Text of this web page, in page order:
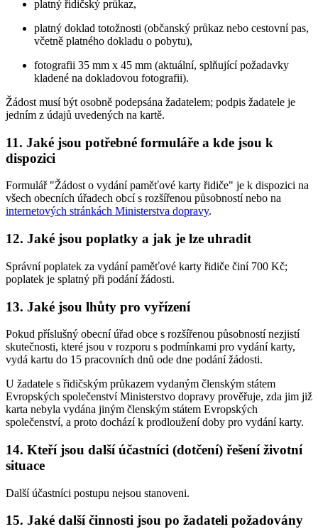
platný řidičský průkaz,
platný doklad totožnosti (občanský průkaz nebo cestovní pas,
včetně platného dokladu o pobytu),
fotografii 35 mm x 45 mm (aktuální, splňující požadavky
kladené na dokladovou fotografii).
Žádost musí být osobně podepsána žadatelem; podpis žadatele je
jedním z údajů uvedených na kartě.
11. Jaké jsou potřebné formuláře a kde jsou k
dispozici
Formulář "Žádost o vydání paměťové karty řidiče" je k dispozici na
všech obecních úřadech obcí s rozšířenou působností nebo na
internetových stránkách Ministerstva dopravy.
12. Jaké jsou poplatky a jak je lze uhradit
Správní poplatek za vydání paměťové karty řidiče činí 700 Kč;
poplatek je splatný při podání žádosti.
13. Jaké jsou lhůty pro vyřízení
Pokud příslušný obecní úřad obce s rozšířenou působností nezjistí
skutečnosti, které jsou v rozporu s podmínkami pro vydání karty,
vydá kartu do 15 pracovních dnů ode dne podání žádosti.
U žadatele s řidičským průkazem vydaným členským státem
Evropských společenství Ministerstvo dopravy prověřuje, zda jim již
karta nebyla vydána jiným členským státem Evropských
společenství, a proto dochází k prodloužení doby pro vydání karty.
14. Kteří jsou další účastníci (dotčení) řešení životní
situace
Další účastníci postupu nejsou stanoveni.
15. Jaké další činnosti jsou po žadateli požadovány